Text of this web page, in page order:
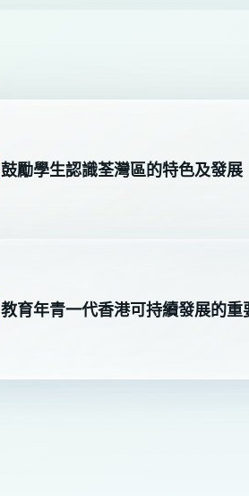
鼓勵學生認識荃灣區的特色及發展
教育年青一代香港可持續發展的重